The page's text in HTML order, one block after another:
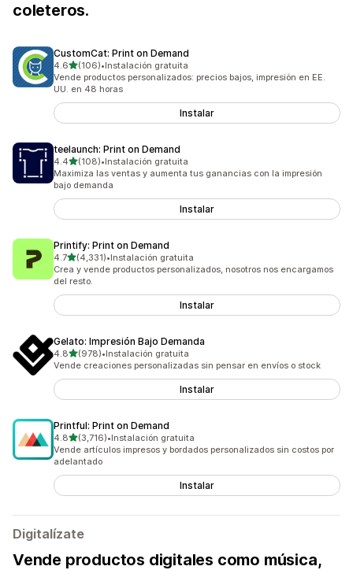
coleteros.
CustomCat: Print on Demand
4.6de 5 estrellas
(106)
106 reseñas en total
•Instalación gratuita
Vende productos personalizados: precios bajos, impresión en EE.
UU. en 48 horas
Instalar
teelaunch: Print on Demand
4.4de 5 estrellas
(108)
108 reseñas en total
•Instalación gratuita
Maximiza las ventas y aumenta tus ganancias con la impresión
bajo demanda
Instalar
Printify: Print on Demand
4.7de 5 estrellas
(4,331)
4331 reseñas en total
•Instalación gratuita
Crea y vende productos personalizados, nosotros nos encargamos
del resto.
Instalar
Gelato: Impresión Bajo Demanda
4.8de 5 estrellas
(978)
978 reseñas en total
•Instalación gratuita
Vende creaciones personalizadas sin pensar en envíos o stock
Instalar
Printful: Print on Demand
4.8de 5 estrellas
(3,716)
3716 reseñas en total
•Instalación gratuita
Vende artículos impresos y bordados personalizados sin costos por
adelantado
Instalar
Digitalízate
Vende productos digitales como música,